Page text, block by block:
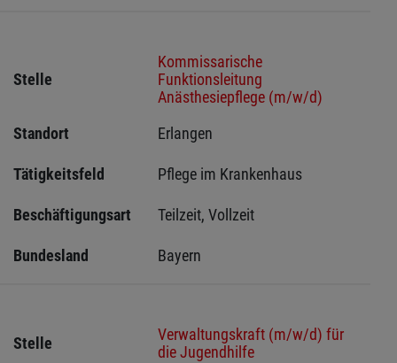
Stelle
Kommissarische
Funktionsleitung
Anästhesiepflege (m/w/d)
Standort
Erlangen
Tätigkeitsfeld Pflege im Krankenhaus
Beschäftigungsart Teilzeit, Vollzeit
Bundesland Bayern
Stelle
Verwaltungskraft (m/w/d) für
die Jugendhilfe